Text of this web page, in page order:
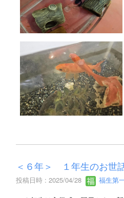
＜６年＞ １年生のお世
投稿日時 : 2025/04/28 福生第